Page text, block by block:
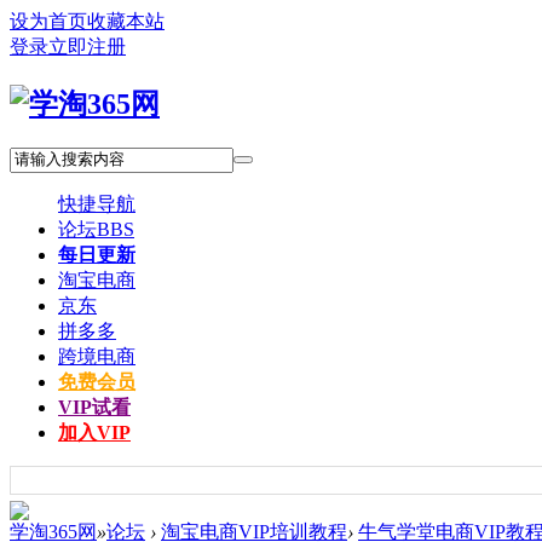
设为首页收藏本站
登录立即注册
快捷导航
论坛BBS
每日更新
淘宝电商
京东
拼多多
跨境电商
免费会员
VIP试看
加入VIP
学淘365网 »论坛 › 淘宝电商VIP培训教程› 牛气学堂电商VIP教